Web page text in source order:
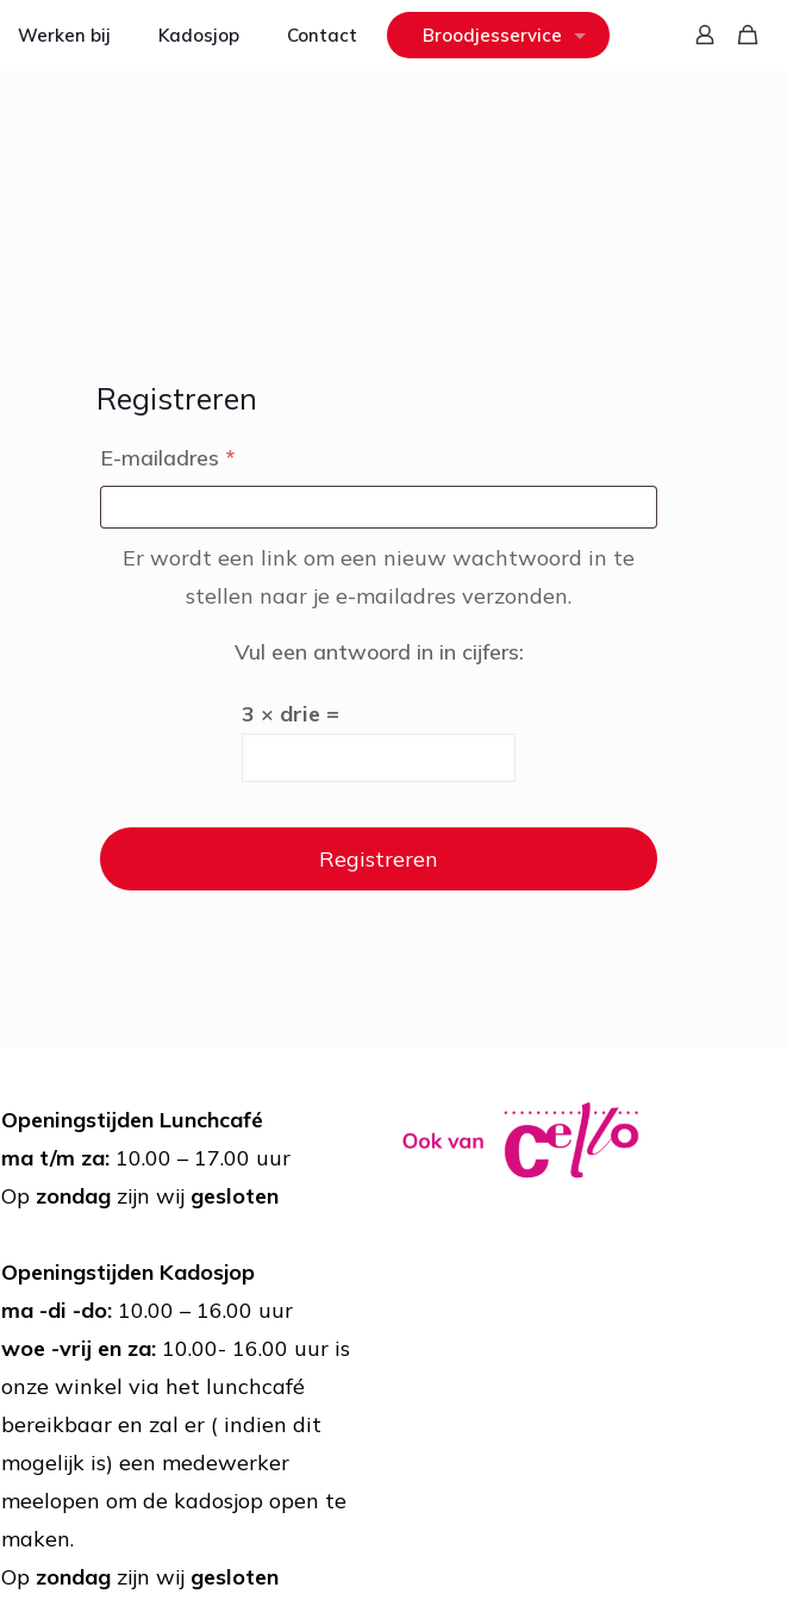
Werken bij Kadosjop Contact Broodjesservice
Registreren
E-mailadres *Vereist
Er wordt een link om een nieuw wachtwoord in te
stellen naar je e-mailadres verzonden.
Vul een antwoord in in cijfers:
3 × drie =
Registreren
Openingstijden Lunchcafé
ma t/m za: 10.00 – 17.00 uur
Op zondag zijn wij gesloten
Openingstijden Kadosjop
ma -di -do: 10.00 – 16.00 uur
woe -vrij en za: 10.00- 16.00 uur is
onze winkel via het lunchcafé
bereikbaar en zal er ( indien dit
mogelijk is) een medewerker
meelopen om de kadosjop open te
maken.
Op zondag zijn wij gesloten